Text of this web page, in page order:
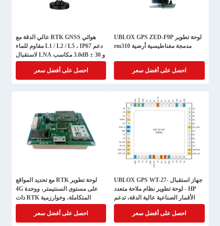
لوحة تطوير UBLOX GPS ZED-F9P
مدمجة مغناطيسية أرضية rm310
احصل على أفضل سعر
هوائي RTK GNSS عالي الدقة مع
دعم L1 / L2 / L5 ، IP67 مقاوم للماء
و 30 ± 3.0dB مكاسب LNA لاستقبال
احصل على أفضل سعر
جهاز استقبال UBLOX GPS WT-27-
HP - لوحة تطوير نظام ملاحة متعدد
الأقمار الصناعية عالية الدقة، تدعم
L1/L1/L5
احصل على أفضل سعر
لوحة تطوير RTK مع تحديد المواقع
على مستوى السنتيمتر، ووحدة 4G
المتكاملة، وخوارزمية RTK ذات
الترددات المزدوجة لتطبيقات GNSS
عالية الدقةاحصل على أفضل سعر